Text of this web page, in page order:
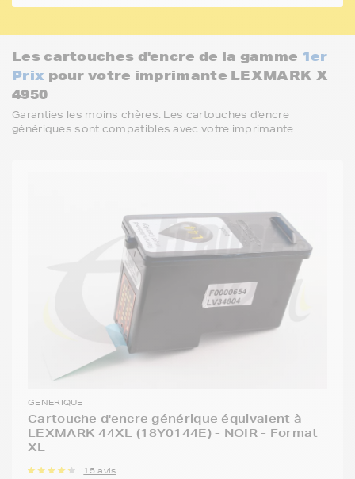
Les cartouches d'encre de la gamme 1er
Prix pour votre imprimante LEXMARK X
4950
Garanties les moins chères. Les cartouches d'encre
génériques sont compatibles avec votre imprimante.
GENERIQUE
Cartouche d'encre générique équivalent à
LEXMARK 44XL (18Y0144E) - NOIR - Format
XL
15 avis